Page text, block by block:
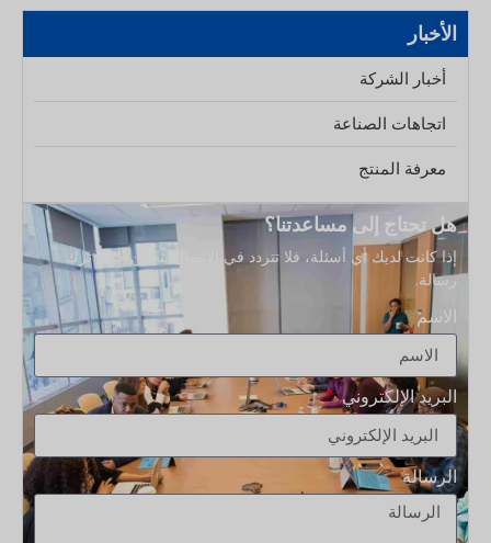
الأخبار
أخبار الشركة
اتجاهات الصناعة
معرفة المنتج
هل تحتاج إلى مساعدتنا؟
إذا كانت لديك أي أسئلة، فلا تتردد في الاتصال بنا من خلال ترك
رسالة.
الاسم
البريد الإلكتروني
الرسالة
التصميم المخصص، وإنتاجًا فعالًا، وخبرة في التصدير. تمثل الشركات
عالية الجودة، والإنتاج بكميات كبيرة، وتكنولوجيا صب البلاستيك،